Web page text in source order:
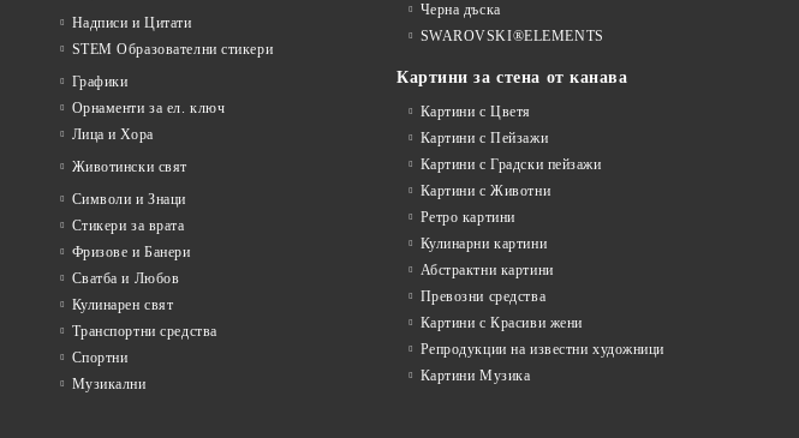
Надписи и Цитати
STEM Образователни стикери
Графики
Орнаменти за ел. ключ
Лица и Хора
Животински свят
Символи и Знаци
Стикери за врата
Фризове и Банери
Сватба и Любов
Кулинарен свят
Транспортни средства
Спортни
Музикални
Черна дъска
SWAROVSKI®ELEMENTS
Картини за стена от канава
Картини с Цветя
Картини с Пейзажи
Картини с Градски пейзажи
Картини с Животни
Ретро картини
Кулинарни картини
Абстрактни картини
Превозни средства
Картини с Красиви жени
Репродукции на известни художници
Картини Музика